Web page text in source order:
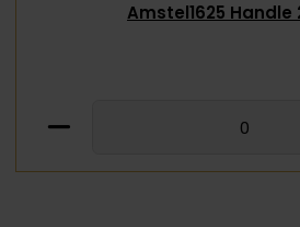
Amstel1625 Handle